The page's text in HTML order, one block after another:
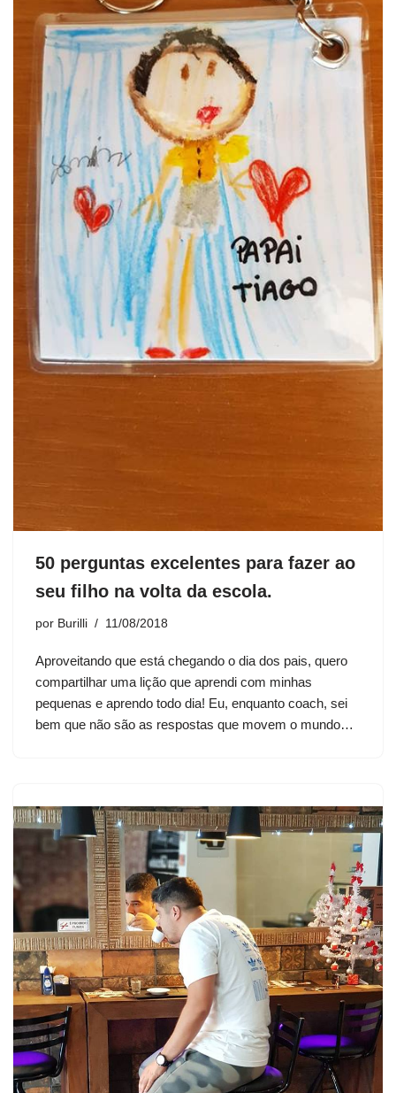
50 perguntas excelentes para fazer ao
seu filho na volta da escola.
por Burilli 11/08/2018
Aproveitando que está chegando o dia dos pais, quero
compartilhar uma lição que aprendi com minhas
pequenas e aprendo todo dia! Eu, enquanto coach, sei
bem que não são as respostas que movem o mundo…